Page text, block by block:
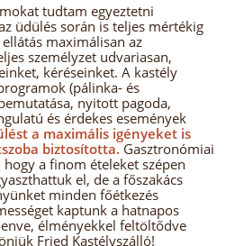
tudtam egyeztetni
üdülés során is teljes mértékig
maximálisan az
személyzet udvariasan,
kéréseinket. A kastély
(pálinka- és
nyitott pagoda,
és érdekes események
a maximális igényeket is
biztosította. Gasztronómiai
a finom ételeket szépen
el, de a főszakács
minden főétkezés
kaptunk a hatnapos
élményekkel feltöltődve
Fried Kastélyszálló!